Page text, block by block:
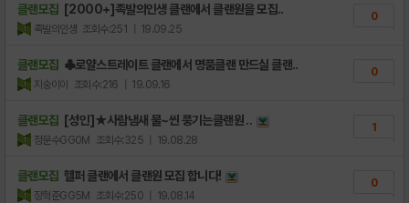
클랜모집 [2000+]족발의인생 클랜에서 클랜원을 모집..
족발의인생 조회수:251 | 19.09.25
0
클랜모집 ♣로얄스트레이트 클랜에서 명품클랜 만드실 클랜..
지숭이이 조회수:216 | 19.09.16
0
클랜모집 [성인]★사람냄새 물~씬 풍기는클랜원 ..
정문수GG0M 조회수:325 | 19.08.28
1
클랜모집 헬퍼 클랜에서 클랜원 모집 합니다!
장혁준GG5M 조회수:250 | 19.08.14
0